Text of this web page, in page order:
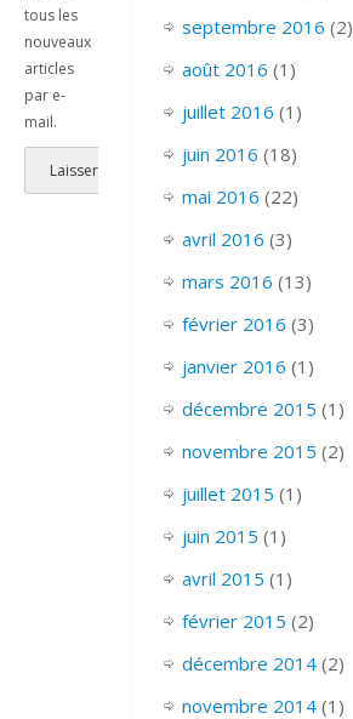
tous les
nouveaux
articles
par e-
mail.
septembre 2016 (2)
août 2016 (1)
juillet 2016 (1)
juin 2016 (18)
mai 2016 (22)
avril 2016 (3)
mars 2016 (13)
février 2016 (3)
janvier 2016 (1)
décembre 2015 (1)
novembre 2015 (2)
juillet 2015 (1)
juin 2015 (1)
avril 2015 (1)
février 2015 (2)
décembre 2014(2)
novembre 2014(1)